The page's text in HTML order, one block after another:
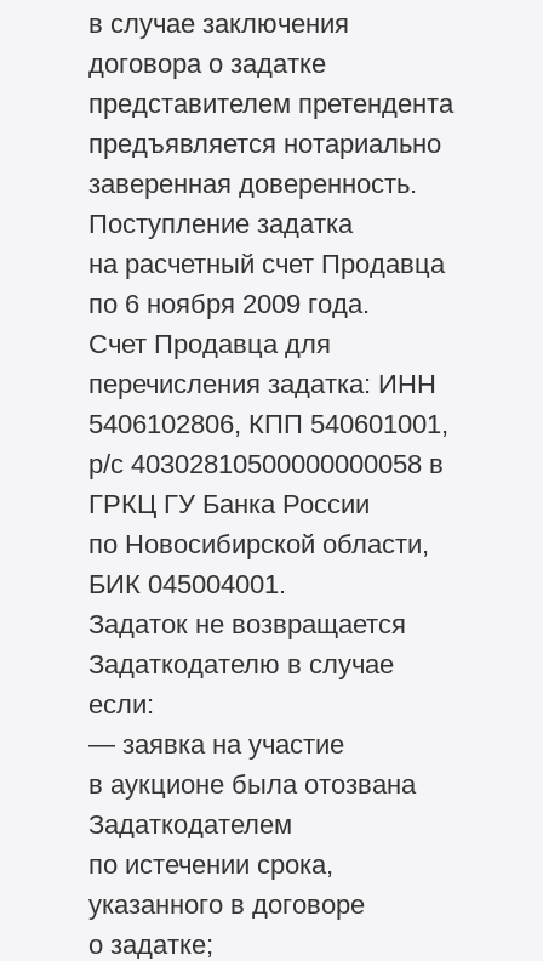
в случае заключения
договора о задатке
представителем претендента
предъявляется нотариально
заверенная доверенность.
Поступление задатка
на расчетный счет Продавца
по 6 ноября 2009 года.
Счет Продавца для
перечисления задатка: ИНН
5406102806, КПП 540601001,
р/с 40302810500000000058 в
ГРКЦ ГУ Банка России
по Новосибирской области,
БИК 045004001.
Задаток не возвращается
Задаткодателю в случае
если:
— заявка на участие
в аукционе была отозвана
Задаткодателем
по истечении срока,
указанного в договоре
о задатке;